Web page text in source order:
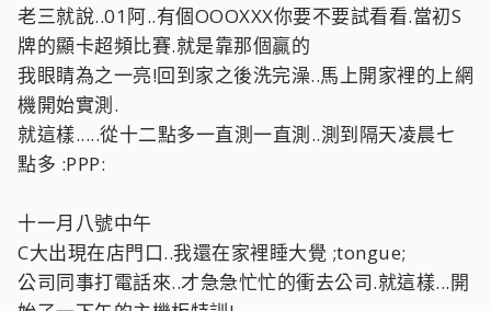
老三就說..01阿..有個OOOXXX你要不要試看看.當初S
牌的顯卡超頻比賽.就是靠那個贏的
我眼睛為之一亮!回到家之後洗完澡..馬上開家裡的上網
機開始實測.
就這樣.....從十二點多一直測一直測..測到隔天凌晨七
點多 :PPP:
十一月八號中午
C大出現在店門口..我還在家裡睡大覺 ;tongue;
公司同事打電話來..才急急忙忙的衝去公司.就這樣...開